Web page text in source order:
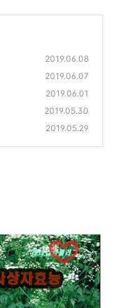
2019.06.08
2019.06.07
2019.06.01
2019.05.30
2019.05.29